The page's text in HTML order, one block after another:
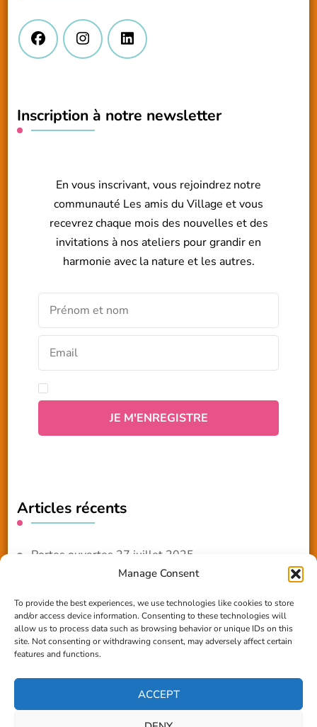
Manage Consent
To provide the best experiences, we use technologies like cookies to store
and/or access device information. Consenting to these technologies will
allow us to process data such as browsing behavior or unique IDs on this
site. Not consenting or withdrawing consent, may adversely affect certain
features and functions.
ACCEPT
Inscription à notre newsletter
En vous inscrivant, vous rejoindrez notre
communauté Les amis du Village et vous
recevrez chaque mois des nouvelles et des
invitations à nos ateliers pour grandir en
harmonie avec la nature et les autres.
Articles récents
Portes ouvertes 27 juillet 2025
Reportage TV Com
Construction en terre-paille
Chantier Participatif Terre Paille 6/7/24